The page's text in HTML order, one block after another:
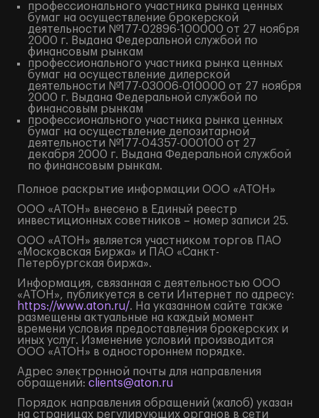
профессионального участника рынка ценных
бумаг на осуществление брокерской
деятельности №177-02896-100000 от 27 ноября
2000 г. Выдана Федеральной службой по
финансовым рынкам
профессионального участника рынка ценных
бумаг на осуществление дилерской
деятельности №177-03006-010000 от 27 ноября
2000 г. Выдана Федеральной службой по
финансовым рынкам
профессионального участника рынка ценных
бумаг на осуществление депозитарной
деятельности №177-04357-000100 от 27
декабря 2000 г. Выдана Федеральной службой
по финансовым рынкам.
Полное раскрытие информации ООО «АТОН»
ООО «АТОН» внесено в Единый реестр
инвестиционных советников – номер записи 25.
ООО «АТОН» является участником торгов ПАО
«Московская Биржа» и ПАО «Санкт-
Петербургская биржа».
Информация, связанная с деятельностью ООО
«АТОН», публикуется в сети Интернет по адресу:
https://www.aton.ru/. На указанном сайте также
размещены актуальные на каждый момент
времени условия предоставления брокерских и
иных услуг. Изменение условий производится
ООО «АТОН» в одностороннем порядке.
Адрес электронной почты для направления
обращений: clients@aton.ru
Порядок направления обращений (жалоб) указан
на страницах регулирующих органов в сети